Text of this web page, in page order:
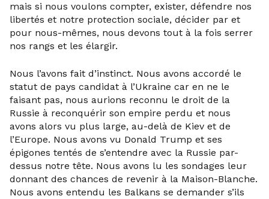
mais si nous voulons compter, exister, défendre nos
libertés et notre protection sociale, décider par et
pour nous-mêmes, nous devons tout à la fois serrer
nos rangs et les élargir.
Nous l’avons fait d’instinct. Nous avons accordé le
statut de pays candidat à l’Ukraine car en ne le
faisant pas, nous aurions reconnu le droit de la
Russie à reconquérir son empire perdu et nous
avons alors vu plus large, au-delà de Kiev et de
l’Europe. Nous avons vu Donald Trump et ses
épigones tentés de s’entendre avec la Russie par-
dessus notre tête. Nous avons lu les sondages leur
donnant des chances de revenir à la Maison-Blanche.
Nous avons entendu les Balkans se demander s’ils